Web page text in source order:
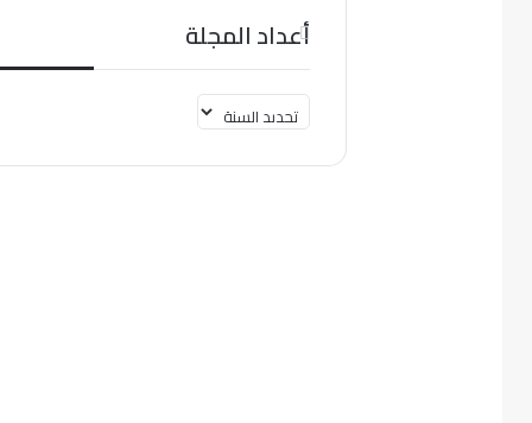
أعداد المجلة